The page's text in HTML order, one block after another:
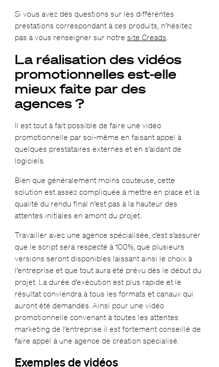
Si vous avez des questions sur les différentes
prestations correspondant à ces produits, n’hésitez
pas à vous renseigner sur notre site Creads.
La réalisation des vidéos
promotionnelles est-elle
mieux faite par des
agences ?
Il est tout à fait possible de faire une vidéo
promotionnelle par soi-même en faisant appel à
quelques prestataires externes et en s’aidant de
logiciels.
Bien que généralement moins couteuse, cette
solution est assez compliquée à mettre en place et la
qualité du rendu final n’est pas à la hauteur des
attentes initiales en amont du projet.
Travailler avec une agence spécialisée, c’est s’assurer
que le script sera respecté à 100%, que plusieurs
versions seront disponibles laissant ainsi le choix à
l’entreprise et que tout aura été prévu dès le début du
projet. La durée d’exécution est plus rapide et le
résultat conviendra à tous les formats et canaux qui
auront été demandés. Ainsi pour une vidéo
promotionnelle convenant à toutes les attentes
marketing de l’entreprise il est fortement conseillé de
faire appel à une agence de création spécialisé.
Exemples de vidéos